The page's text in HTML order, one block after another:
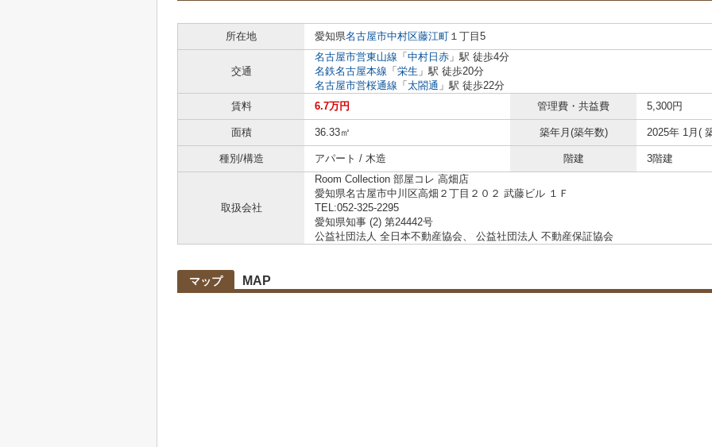
所在地
愛知県名古屋市中村区藤江町 １丁目5
交通
名古屋市営東山線 「 中村日赤 」駅 徒歩4分
名鉄名古屋本線 「 栄生 」駅 徒歩20分
名古屋市営桜通線 「 太閤通 」駅 徒歩22分
賃料
6.7万円 管理費・共益費 5,300円
面積 36.33㎡ 築年月(築年数) 2025年 1月(
種別/構造 アパート / 木造 階建 3階建
取扱会社
Room Collection 部屋コレ 高畑店
愛知県名古屋市中川区高畑２丁目２０２ 武藤ビル １Ｆ
TEL:052-325-2295
愛知県知事 (2) 第24442号
公益社団法人 全日本不動産協会、 公益社団法人 不動産保証協会
マップ MAP